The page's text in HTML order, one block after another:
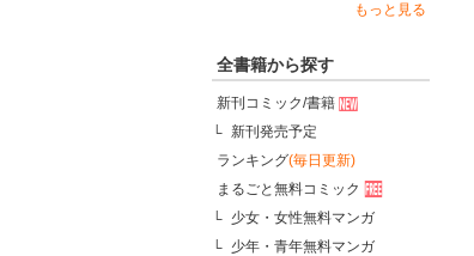
もっと見る
全書籍から探す
新刊コミック/書籍
新刊発売予定
ランキング(毎日更新)
まるごと無料コミック
少女・女性無料マンガ
少年・青年無料マンガ